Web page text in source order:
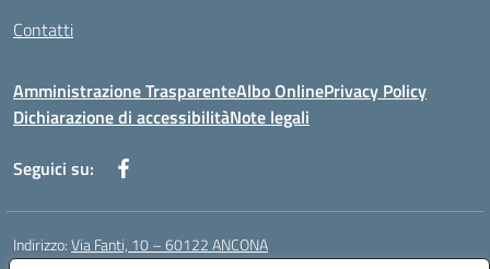
Contatti
Amministrazione TrasparenteAlbo OnlinePrivacy Policy
Dichiarazione di accessibilitàNote legali
Seguici su:
Indirizzo:Via Fanti, 10 – 60122 ANCONA